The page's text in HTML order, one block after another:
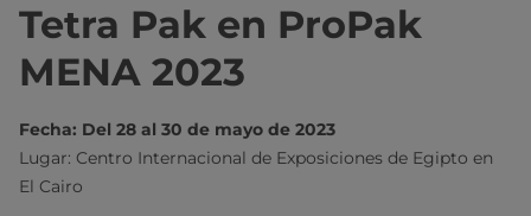
Tetra Pak en ProPak
MENA 2023
Fecha: Del 28 al 30 de mayo de 2023
Lugar: Centro Internacional de Exposiciones de Egipto en
El Cairo